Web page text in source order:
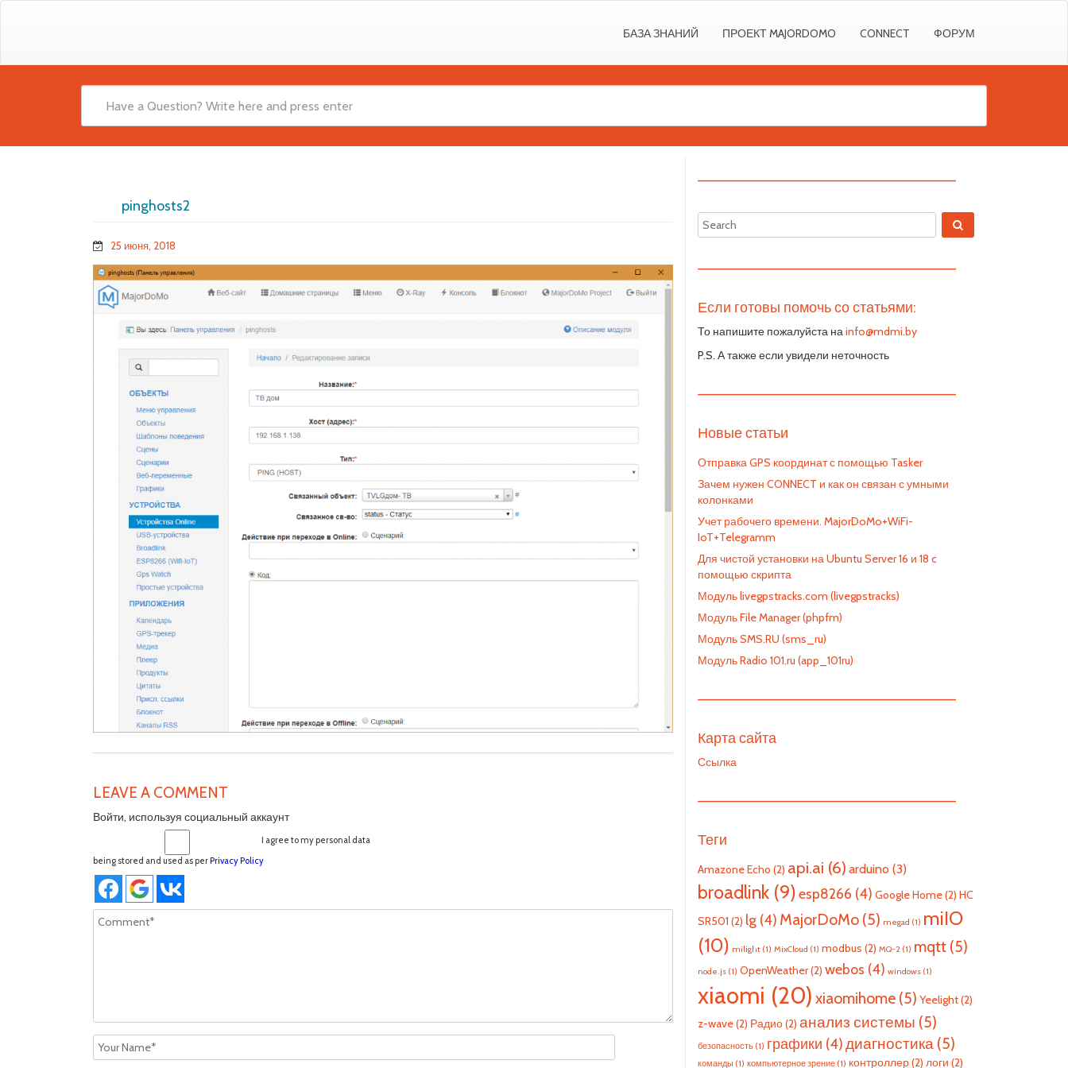
БАЗА ЗНАНИЙ ПРОЕКТ MAJORDOMO CONNECT ФОРУМ
pinghosts2
25 июня, 2018
LEAVE A COMMENT
Войти, используя социальный аккаунт
I agree to my personal data
being stored and used as perPrivacy Policy
—————————————————————————
—————————————————————————
Если готовы помочь со статьями:
То напишите пожалуйста наinfo@mdmi.by
P.S. А также если увидели неточность
—————————————————————————
Новые статьи
Отправка GPS координат с помощью Tasker
Зачем нужен CONNECT и как он связан с умными
колонками
Учет рабочего времени. MajorDoMo+WiFi-
IoT+Telegramm
Для чистой установки на Ubuntu Server 16 и 18 c
помощью скрипта
Модуль livegpstracks.com (livegpstracks)
Модуль File Manager (phpfm)
Модуль SMS.RU (sms_ru)
Модуль Radio 101.ru (app_101ru)
—————————————————————————
Карта сайта
Ссылка
—————————————————————————
Теги
Amazone Echo (2) api.ai (6) arduino (3)
broadlink (9)esp8266 (4) Google Home(2) HC
SR501 (2) lg (4) MajorDoMo (5) megad (1) miIO
(10) milight (1) MixCloud (1) modbus (2) MQ-2 (1) mqtt (5)
node.js (1) OpenWeather(2) webos (4) windows (1)
xiaomi (20) xiaomihome (5) Yeelight(2)
z-wave(2) Радио(2) анализ системы (5)
безопасность (1) графики (4)диагностика (5)
команды (1) компьютерное зрение (1) контроллер(2) логи (2)